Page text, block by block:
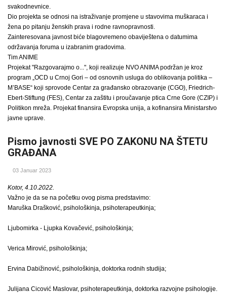
svakodnevnice.
Dio projekta se odnosi na istraživanje promjene u stavovima muškaraca i
žena po pitanju ženskih prava i rodne ravnopravnosti.
Zainteresovana javnost biće blagovremeno obaviještena o datumima
održavanja foruma u izabranim gradovima.
Tim ANIME
Projekat "Razgovarajmo o...", koji realizuje NVO ANIMA podržan je kroz
program „OCD u Crnoj Gori – od osnovnih usluga do oblikovanja politika –
M’BASE“ koji sprovode Centar za građansko obrazovanje (CGO), Friedrich-
Ebert-Stiftung (FES), Centar za zaštitu i proučavanje ptica Crne Gore (CZIP) i
Politikon mreža. Projekat finansira Evropska unija, a kofinansira Ministarstvo
javne uprave.
Pismo javnosti SVE PO ZAKONU NA ŠTETU
GRAĐANA
03 Januar 2023
Kotor, 4.10.2022.
Važno je da se na početku ovog pisma predstavimo:
Maruška Drašković, psihološkinja, psihoterapeutkinja;
Ljubomirka - Ljupka Kovačević, psihološkinja;
Verica Mirović, psihološkinja;
Ervina Dabižinović, psihološkinja, doktorka rodnih studija;
Julijana Cicović Maslovar, psihoterapeutkinja, doktorka razvojne psihologije.